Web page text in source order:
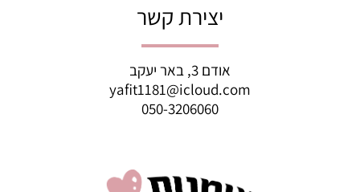
יצירת קשר
אודם 3, באר יעקב
yafit1181@icloud.com
050-3206060